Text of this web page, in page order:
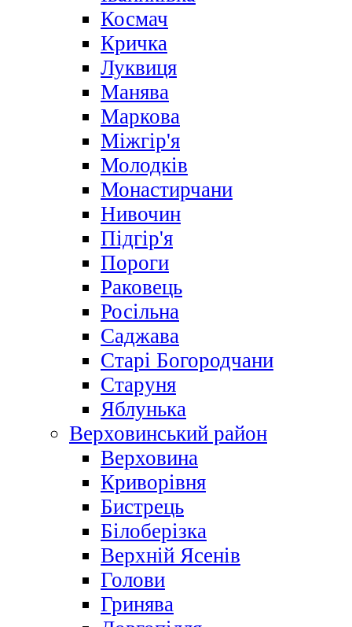
Космач
Кричка
Луквиця
Манява
Маркова
Міжгір'я
Молодків
Монастирчани
Нивочин
Підгір'я
Пороги
Раковець
Росільна
Саджава
Старі Богородчани
Старуня
Яблунька
Верховинський район
Верховина
Криворівня
Бистрець
Білоберізка
Верхній Ясенів
Голови
Гринява